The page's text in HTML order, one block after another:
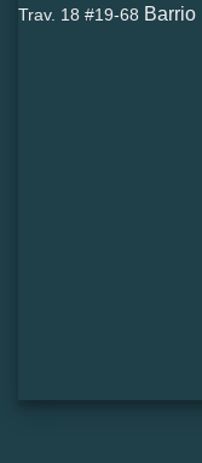
Trav. 18 #19-68 Barrio